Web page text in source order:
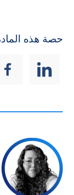
حصة هذه